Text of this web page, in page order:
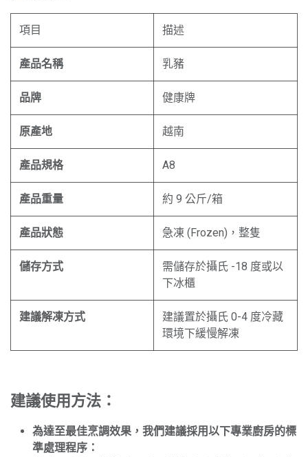
項目 描述
產品名稱 乳豬
品牌 健康牌
原產地 越南
產品規格 A8
產品重量 約 9 公斤/箱
產品狀態 急凍 (Frozen)，整隻
儲存方式
需儲存於攝氏 -18 度或以
下冰櫃
建議解凍方式
建議置於攝氏 0-4 度冷藏
環境下緩慢解凍
建議使用方法：
為達至最佳烹調效果，我們建議採用以下專業廚房的標
準處理程序：